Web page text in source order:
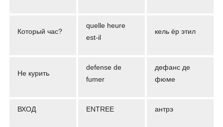
Который час?
quelle heure
est-il
кель ёр этил
Не курить
defense de
fumer
дефанс де
фюме
ВХОД ENTREE антрэ